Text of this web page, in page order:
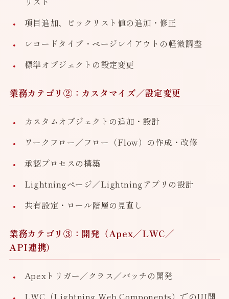
項目追加、ピックリスト値の追加・修正
レコードタイプ・ページレイアウトの軽微調整
標準オブジェクトの設定変更
業務カテゴリ②：カスタマイズ／設定変更
カスタムオブジェクトの追加・設計
ワークフロー／フロー（Flow）の作成・改修
承認プロセスの構築
Lightningページ／Lightningアプリの設計
共有設定・ロール階層の見直し
業務カテゴリ③：開発（Apex／LWC／
API連携）
Apexトリガー／クラス／バッチの開発
LWC（Lightning Web Components）でのUI開